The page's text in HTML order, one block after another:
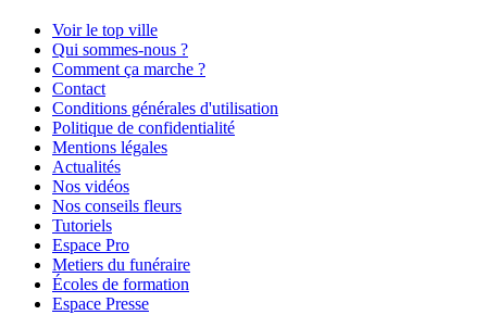
Voir le top ville
Qui sommes-nous ?
Comment ça marche ?
Contact
Conditions générales d'utilisation
Politique de confidentialité
Mentions légales
Actualités
Nos vidéos
Nos conseils fleurs
Tutoriels
Espace Pro
Metiers du funéraire
Écoles de formation
Espace Presse